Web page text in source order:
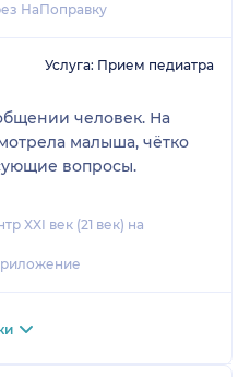
НаПоправку
Услуга: Прием педиатра
человек. На
малыша, чётко
вопросы.
XXI век (21 век) на